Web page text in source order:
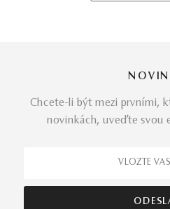
Chcete-li být mezi prvními,
novinkách, uveďte svou